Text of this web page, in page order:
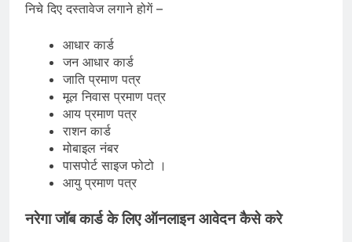
निचे दिए दस्तावेज लगाने होगें –
आधार कार्ड
जन आधार कार्ड
जाति प्रमाण पत्र
मूल निवास प्रमाण पत्र
आय प्रमाण पत्र
राशन कार्ड
मोबाइल नंबर
पासपोर्ट साइज फोटो ।
आयु प्रमाण पत्र
नरेगा जॉब कार्ड के लिए ऑनलाइन आवेदन कैसे करे